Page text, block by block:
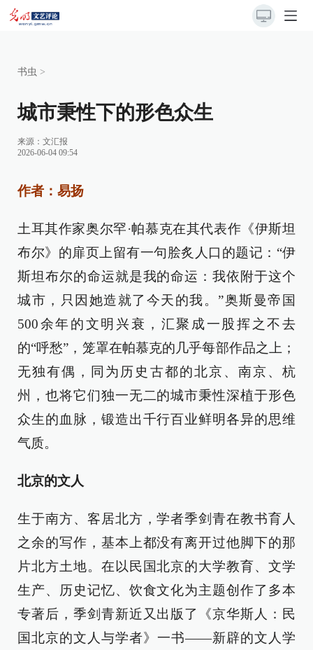
书虫 >
城市秉性下的形色众生
来源： 文汇报
2026-06-04 09:54
作者：易扬
土耳其作家奥尔罕·帕慕克在其代表作《伊斯坦
布尔》的扉页上留有一句脍炙人口的题记：“伊
斯坦布尔的命运就是我的命运：我依附于这个
城市，只因她造就了今天的我。”奥斯曼帝国
500余年的文明兴衰，汇聚成一股挥之不去
的“呼愁”，笼罩在帕慕克的几乎每部作品之上；
无独有偶，同为历史古都的北京、南京、杭
州，也将它们独一无二的城市秉性深植于形色
众生的血脉，锻造出千行百业鲜明各异的思维
气质。
北京的文人
生于南方、客居北方，学者季剑青在教书育人
之余的写作，基本上都没有离开过他脚下的那
片北方土地。在以民国北京的大学教育、文学
生产、历史记忆、饮食文化为主题创作了多本
专著后，季剑青新近又出版了《京华斯人：民
国北京的文人与学者》一书——新辟的文人学